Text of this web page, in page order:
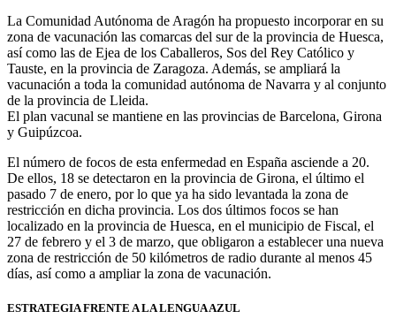
La Comunidad Autónoma de Aragón ha propuesto incorporar en su
zona de vacunación las comarcas del sur de la provincia de Huesca,
así como las de Ejea de los Caballeros, Sos del Rey Católico y
Tauste, en la provincia de Zaragoza. Además, se ampliará la
vacunación a toda la comunidad autónoma de Navarra y al conjunto
de la provincia de Lleida.
El plan vacunal se mantiene en las provincias de Barcelona, Girona
y Guipúzcoa.
El número de focos de esta enfermedad en España asciende a 20.
De ellos, 18 se detectaron en la provincia de Girona, el último el
pasado 7 de enero, por lo que ya ha sido levantada la zona de
restricción en dicha provincia. Los dos últimos focos se han
localizado en la provincia de Huesca, en el municipio de Fiscal, el
27 de febrero y el 3 de marzo, que obligaron a establecer una nueva
zona de restricción de 50 kilómetros de radio durante al menos 45
días, así como a ampliar la zona de vacunación.
ESTRATEGIA FRENTE A LA LENGUA AZUL